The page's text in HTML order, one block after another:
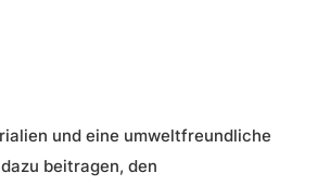
und eine umweltfreundliche
beitragen, den